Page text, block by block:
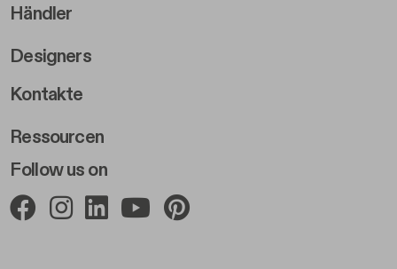
Follow us on
Händler
Designers
Footer Right 2
Kontakte
Ressourcen